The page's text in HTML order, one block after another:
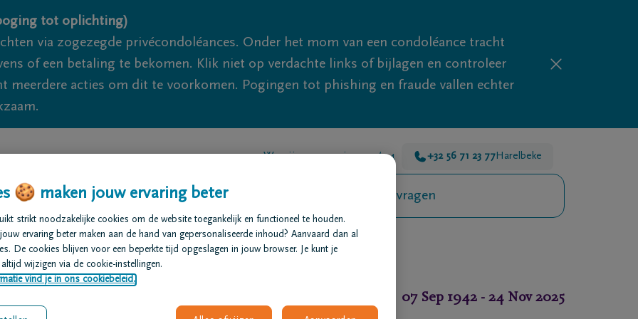
tot oplichting)
via zogezegde privécondoléances. Onder het mom van een condoléance tracht
of een betaling te bekomen. Klik niet op verdachte links of bijlagen en controleer
meerdere acties om dit te voorkomen. Pogingen tot phishing en fraude vallen echter
We zijn er voor je 24u/24 +32 56 71 23 77Harelbeke
regelen Overlijdensberichten Ons uitvaartcentrum Veelgestelde vragen
07 Sep 1942 - 24 Nov 2025
🍪 maken jouw ervaring beter
strikt noodzakelijke cookies om de website toegankelijk en functioneel te houden.
ervaring beter maken aan de hand van gepersonaliseerde inhoud? Aanvaard dan al
De cookies blijven voor een beperkte tijd opgeslagen in jouw browser. Je kunt je
wijzigen via de cookie-instellingen.
vind je in ons cookiebeleid.